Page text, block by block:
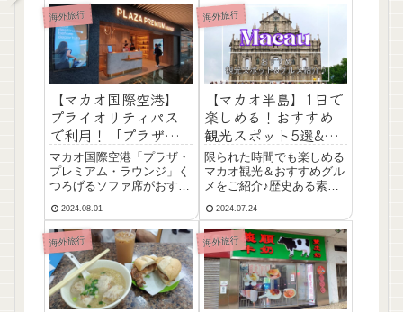
海外旅行
【マカオ国際空港】
プライオリティパス
で利用！「プラザ・
プレミアム・ラウン
ジ」紹介
マカオ国際空港「プラザ・
プレミアム・ラウンジ」く
つろげるソファ席がおすす
ルが美味しかった！
2024.08.01
海外旅行
【マカオ半島】1日で
楽しめる！おすすめ
観光スポット5選&グ
ルメ紹介
限られた時間でも楽しめる
マカオ観光＆おすすめグル
メをご紹介♪歴史ある素敵
グルメを、ぜひお楽しみく
ださい。
2024.07.24
海外旅行 海外旅行